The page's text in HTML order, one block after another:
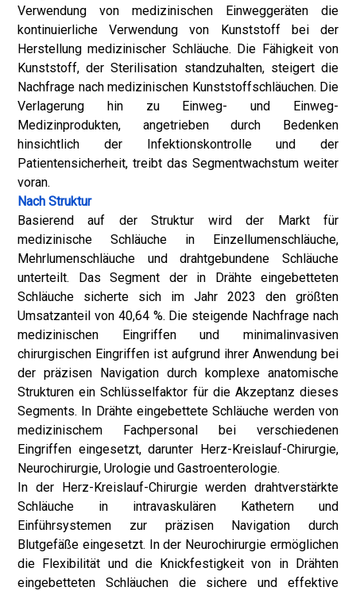
Verwendung von medizinischen Einweggeräten die
kontinuierliche Verwendung von Kunststoff bei der
Herstellung medizinischer Schläuche. Die Fähigkeit von
Kunststoff, der Sterilisation standzuhalten, steigert die
Nachfrage nach medizinischen Kunststoffschläuchen. Die
Verlagerung hin zu Einweg- und Einweg-
Medizinprodukten, angetrieben durch Bedenken
hinsichtlich der Infektionskontrolle und der
Patientensicherheit, treibt das Segmentwachstum weiter
voran.
Nach Struktur
Basierend auf der Struktur wird der Markt für
medizinische Schläuche in Einzellumenschläuche,
Mehrlumenschläuche und drahtgebundene Schläuche
unterteilt. Das Segment der in Drähte eingebetteten
Schläuche sicherte sich im Jahr 2023 den größten
Umsatzanteil von 40,64 %. Die steigende Nachfrage nach
medizinischen Eingriffen und minimalinvasiven
chirurgischen Eingriffen ist aufgrund ihrer Anwendung bei
der präzisen Navigation durch komplexe anatomische
Strukturen ein Schlüsselfaktor für die Akzeptanz dieses
Segments. In Drähte eingebettete Schläuche werden von
medizinischem Fachpersonal bei verschiedenen
Eingriffen eingesetzt, darunter Herz-Kreislauf-Chirurgie,
Neurochirurgie, Urologie und Gastroenterologie.
In der Herz-Kreislauf-Chirurgie werden drahtverstärkte
Schläuche in intravaskulären Kathetern und
Einführsystemen zur präzisen Navigation durch
Blutgefäße eingesetzt. In der Neurochirurgie ermöglichen
die Flexibilität und die Knickfestigkeit von in Drähten
eingebetteten Schläuchen die sichere und effektive